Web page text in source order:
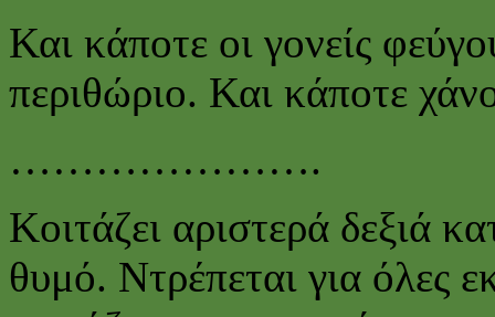
Και κάποτε οι γονείς
περιθώριο. Και κάποτε
………………….
Κοιτάζει αριστερά δεξιά
θυμό. Ντρέπεται για όλες